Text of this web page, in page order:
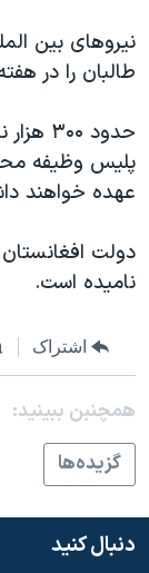
نیروهای بین
طالبان را در
حدود
عهده خواهند
دولت افغانستان
نامیده است.
اشتراک
همچنبن ببینید:
گزيده‌ها
دنبال کنید